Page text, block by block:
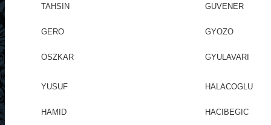
TAHSIN GUVENER
GERO GYOZO
OSZKAR GYULAVARI
YUSUF HALACOGLU
HAMID HACIBEGIC